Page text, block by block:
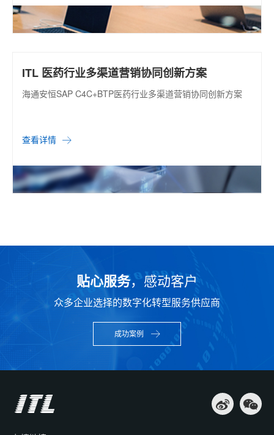
ITL 医药行业多渠道营销协同创新方案
海通安恒SAP C4C+BTP医药行业多渠道营销协同创新方案
查看详情
贴心服务，感动客户
众多企业选择的数字化转型服务供应商
成功案例